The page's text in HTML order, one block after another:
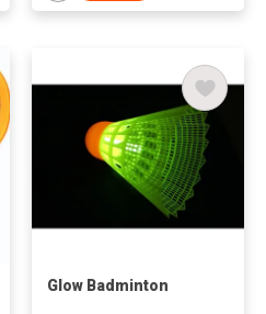
Glow Badminton